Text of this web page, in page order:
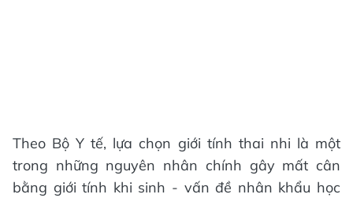
Theo Bộ Y tế, lựa chọn giới tính thai nhi là một
trong những nguyên nhân chính gây mất cân
bằng giới tính khi sinh - vấn đề nhân khẩu học